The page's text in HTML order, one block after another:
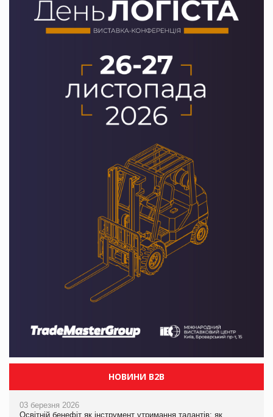
НОВИНИ B2B
03 березня 2026
Освітній бенефіт як інструмент утримання талантів: як